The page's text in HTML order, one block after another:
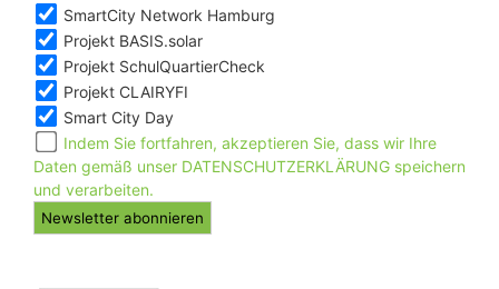
SmartCity Network Hamburg
Projekt BASIS.solar
Projekt SchulQuartierCheck
Projekt CLAIRYFI
Smart City Day
Indem Sie fortfahren, akzeptieren Sie, dass wir Ihre
Daten gemäß unser DATENSCHUTZERKLÄRUNG speichern
und verarbeiten.